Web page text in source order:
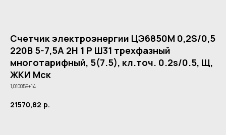
Счетчик электроэнергии ЦЭ6850М 0,2S/0,5
220В 5-7,5А 2Н 1 Р Ш31 трехфазный
многотарифный, 5(7.5), кл.точ. 0.2s/0.5, Щ,
ЖКИ Мск
1,01005E+14
21570,82 р.